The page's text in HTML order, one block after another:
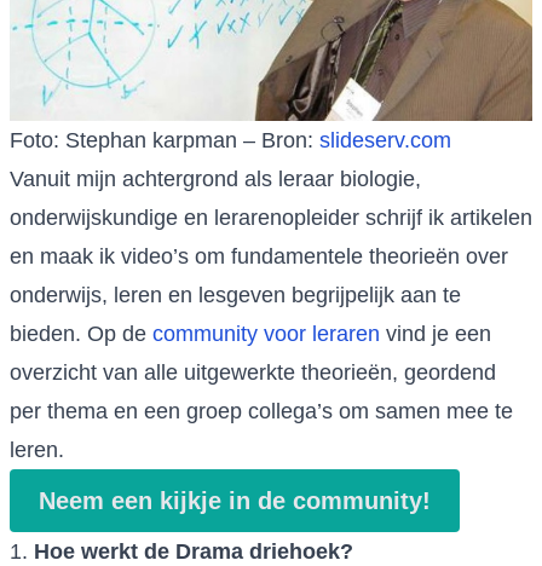
Foto: Stephan karpman – Bron: slideserv.com
Vanuit mijn achtergrond als leraar biologie,
onderwijskundige en lerarenopleider schrijf ik artikelen
en maak ik video’s om fundamentele theorieën over
onderwijs, leren en lesgeven begrijpelijk aan te
bieden. Op de community voor leraren vind je een
overzicht van alle uitgewerkte theorieën, geordend
per thema en een groep collega’s om samen mee te
leren.
Neem een kijkje in de community!
1. Hoe werkt de Drama driehoek?